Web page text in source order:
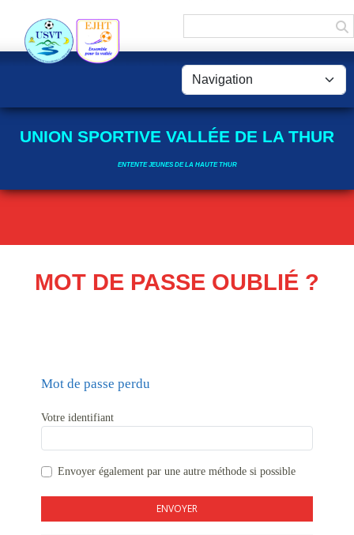
UNION SPORTIVE VALLÉE DE LA THUR
ENTENTE JEUNES DE LA HAUTE THUR
MOT DE PASSE OUBLIÉ ?
Mot de passe perdu
Votre identifiant
Envoyer également par une autre méthode si possible
ENVOYER